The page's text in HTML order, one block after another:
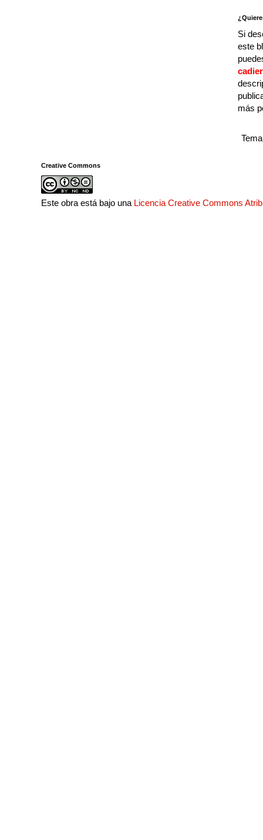
Si
este
más
Creative Commons
Este obra está bajo una Licencia Creative Commons